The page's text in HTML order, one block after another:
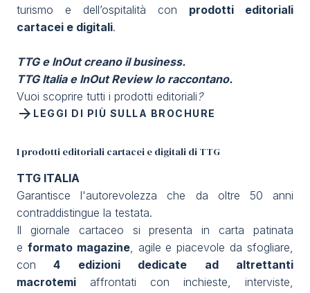
A cura di:
turismo e dell’ospitalità con prodotti editoriali
cartacei e digitali.
TTG e InOut creano il business.
TTG Italia e InOut Review lo raccontano.
Vuoi scoprire tutti i prodotti editoriali ?
LEGGI DI PIÙ SULLA BROCHURE
arrow_forward
I prodotti editoriali cartacei e digitali di TTG
TTG ITALIA
Garantisce l'autorevolezza che da oltre 50 anni
contraddistingue la testata.
Il giornale cartaceo si presenta in carta patinata
e formato magazine, agile e piacevole da sfogliare,
con 4 edizioni dedicate ad altrettanti
macrotemi affrontati con inchieste, interviste,